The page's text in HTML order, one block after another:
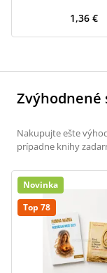
1,36 €
Zvýhodnené
Nakupujte ešte
prípadne knihy
Novinka
Top 78